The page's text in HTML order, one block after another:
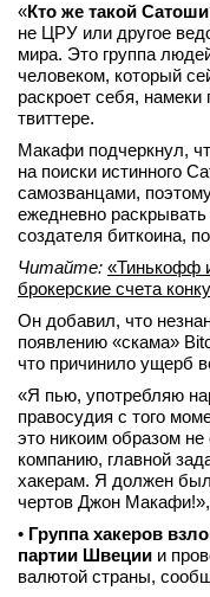
Стать
Вход
«Кто же такой
не ЦРУ или другое
мира. Это группа
человеком, который
раскроет себя,
твиттере.
Макафи подчеркнул,
на поиски истинного
самозванцами,
ежедневно
создателя биткоина,
Читайте: «Тинькофф
брокерские счета
Он добавил, что
появлению «скама»
что причинило ущерб
«Я пью, употребляю
правосудия с того
это никоим образом не
компанию, главной
хакерам. Я должен
чертов Джон
• Группа хакеров
партии Швеции и
валютой страны,